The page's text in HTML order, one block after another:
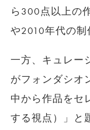
ら300点以上の
や2010年代の制
一方、キュレー
がフォンダシオ
中から作品をセ
する視点）」と